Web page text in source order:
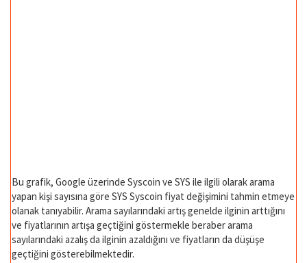
Bu grafik, Google üzerinde Syscoin ve SYS ile ilgili olarak arama
yapan kişi sayısına göre SYS Syscoin fiyat değişimini tahmin etmeye
olanak tanıyabilir. Arama sayılarındaki artış genelde ilginin arttığını
ve fiyatlarının artışa geçtiğini göstermekle beraber arama
sayılarındaki azalış da ilginin azaldığını ve fiyatların da düşüşe
geçtiğini gösterebilmektedir.